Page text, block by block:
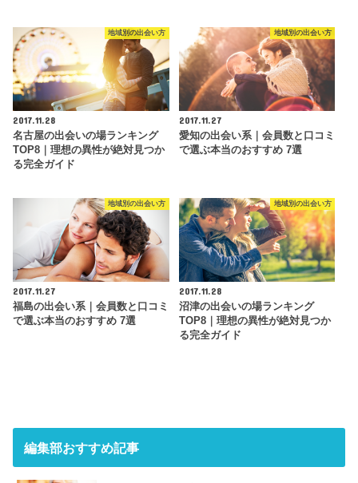
地域別の出会い方
2017.11.28
名古屋の出会いの場ランキング
TOP8｜理想の異性が絶対見つか
る完全ガイド
地域別の出会い方
2017.11.27
愛知の出会い系｜会員数と口コミ
で選ぶ本当のおすすめ 7選
地域別の出会い方
2017.11.27
福島の出会い系｜会員数と口コミ
で選ぶ本当のおすすめ 7選
地域別の出会い方
2017.11.28
沼津の出会いの場ランキング
TOP8｜理想の異性が絶対見つか
る完全ガイド
編集部おすすめ記事